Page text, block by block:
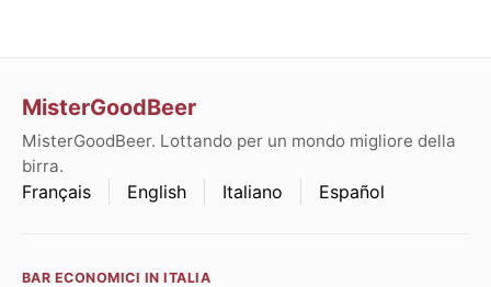
MisterGoodBeer
MisterGoodBeer. Lottando per un mondo migliore della
birra.
Français English Italiano Español
BAR ECONOMICI IN ITALIA